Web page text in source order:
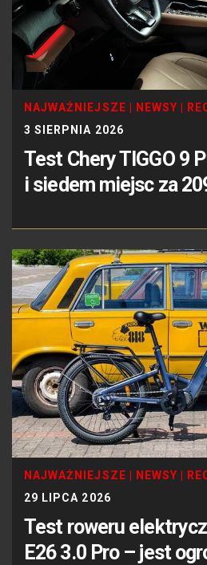
NAJWAŻNIEJSZE NEWSY
3 SIERPNIA 2026
Test Chery TIGGO 9
i siedem miejsc za
NAJWAŻNIEJSZE | NEWSY |
29 LIPCA 2026
Test roweru
E26 3.0 Pro – jest